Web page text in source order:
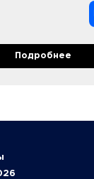
Подробнее